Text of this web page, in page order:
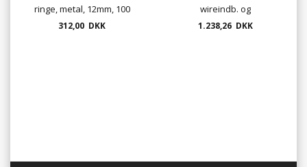
ringe, metal, 12mm, 100
stk./ks.
312,00 DKK
wireindb. og
plastindbindning
1.238,26 DKK